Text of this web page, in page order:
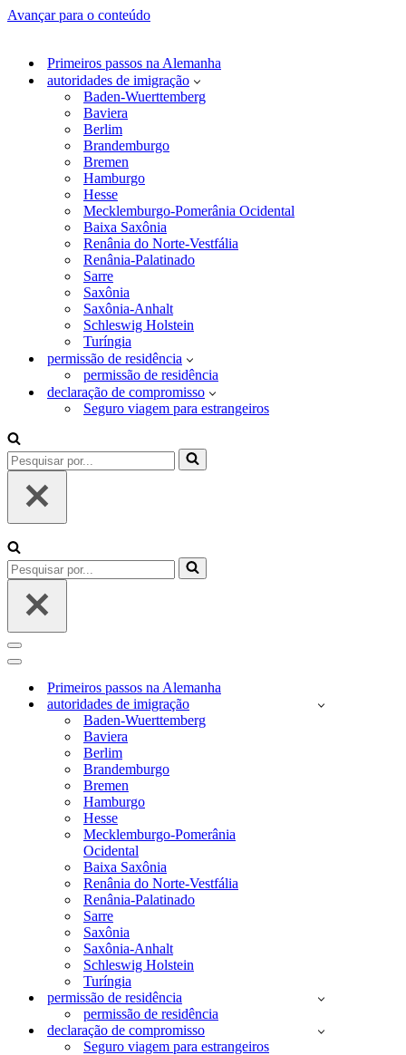
Avançar para o conteúdo
Primeiros passos na Alemanha
autoridades de imigração
Baden-Wuerttemberg
Baviera
Berlim
Brandemburgo
Bremen
Hamburgo
Hesse
Mecklemburgo-Pomerânia Ocidental
Baixa Saxônia
Renânia do Norte-Vestfália
Renânia-Palatinado
Sarre
Saxônia
Saxônia-Anhalt
Schleswig Holstein
Turíngia
permissão de residência
permissão de residência
declaração de compromisso
Seguro viagem para estrangeiros
Pesquisar
por...
Pesquisar
por...
Menu
de
Menu
navegaçãoPrimeiros passos na Alemanha
autoridades de imigração
Baden-Wuerttemberg
Baviera
Berlim
Brandemburgo
Bremen
Hamburgo
Hesse
Mecklemburgo-Pomerânia
Ocidental
Baixa Saxônia
Renânia do Norte-Vestfália
Renânia-Palatinado
Sarre
Saxônia
Saxônia-Anhalt
Schleswig Holstein
Turíngia
permissão de residência
permissão de residência
declaração de compromisso
Seguro viagem para estrangeiros